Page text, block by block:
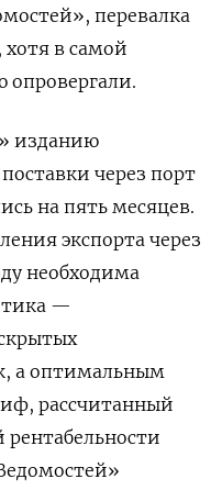
перевалка
хотя в самой
изданию
через порт
на пять месяцев.
экспорта через
необходима
—
а оптимальным
рассчитанный